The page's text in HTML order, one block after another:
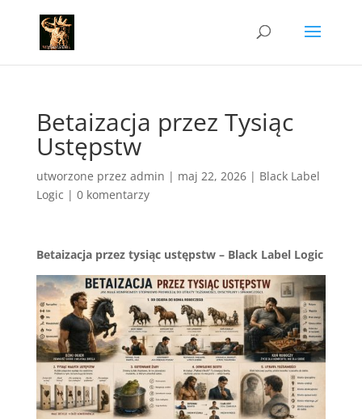
Betaizacja przez Tysiąc
Ustępstw
utworzone przez admin | maj 22, 2026| Black Label
Logic | 0 komentarzy
Betaizacja przez tysiąc ustępstw – Black Label Logic